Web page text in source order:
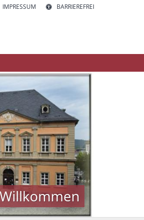
IMPRESSUM BARRIEREFREI